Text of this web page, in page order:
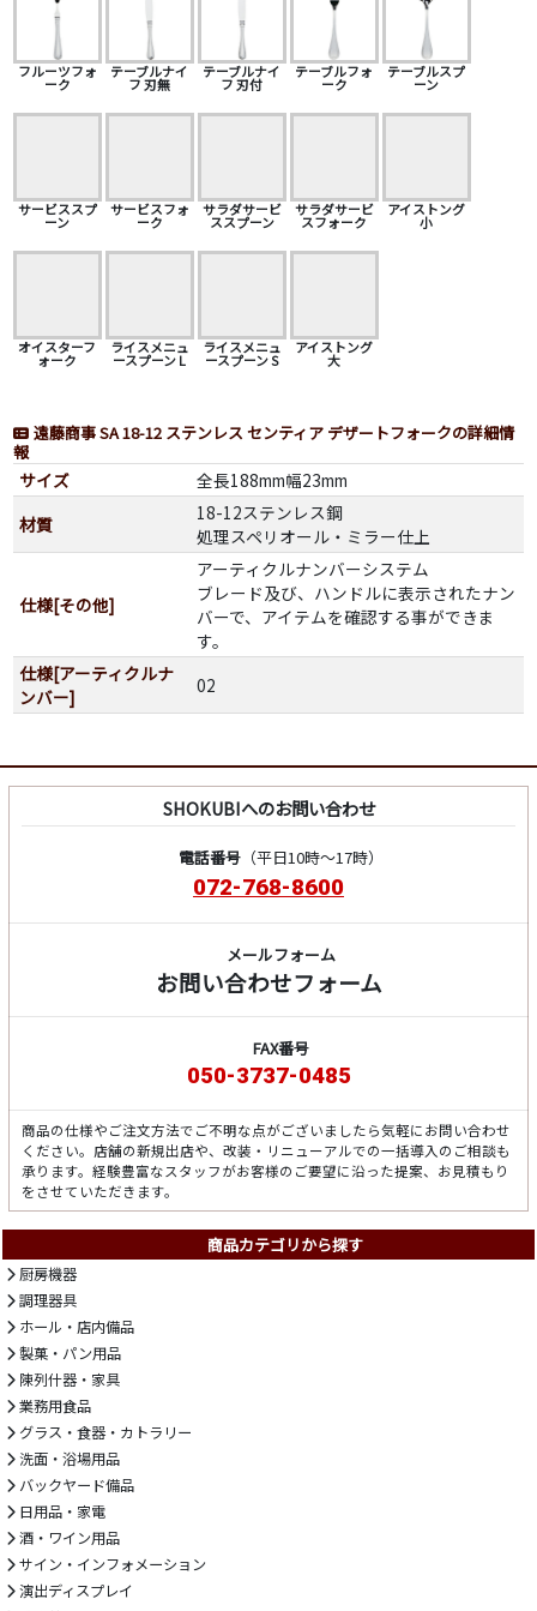
フルーツフォ
ーク
テーブルナイ
フ 刃無
テーブルナイ
フ 刃付
テーブルフォ
ーク
テーブルスプ
ーン
サービススプ
ーン
サービスフォ
ーク
サラダサービ
ススプーン
サラダサービ
スフォーク
アイストング
小
オイスターフ
ォーク
ライスメニュ
ースプーン L
ライスメニュ
ースプーン S
アイストング
大
遠藤商事 SA 18-12 ステンレス センティア デザートフォークの詳細情
報
サイズ
全長188mm幅23mm
材質
18-12ステンレス鋼
処理スペリオール・ミラー仕上
仕様[その他]
アーティクルナンバーシステム
ブレード及び、ハンドルに表示されたナン
バーで、アイテムを確認する事ができま
す。
仕様[アーティクルナ
ンバー]
02
SHOKUBIへのお問い合わせ
電話番号（平日10時～17時）
072-768-8600
メールフォーム
お問い合わせフォーム
FAX番号
050-3737-0485
商品の仕様やご注文方法でご不明な点がございましたら気軽にお問い合わせ
ください。店舗の新規出店や、改装・リニューアルでの一括導入のご相談も
承ります。経験豊富なスタッフがお客様のご要望に沿った提案、お見積もり
をさせていただきます。
商品カテゴリから探す
厨房機器
調理器具
ホール・店内備品
製菓・パン用品
陳列什器・家具
業務用食品
グラス・食器・カトラリー
洗面・浴場用品
バックヤード備品
日用品・家電
酒・ワイン用品
サイン・インフォメーション
演出ディスプレイ